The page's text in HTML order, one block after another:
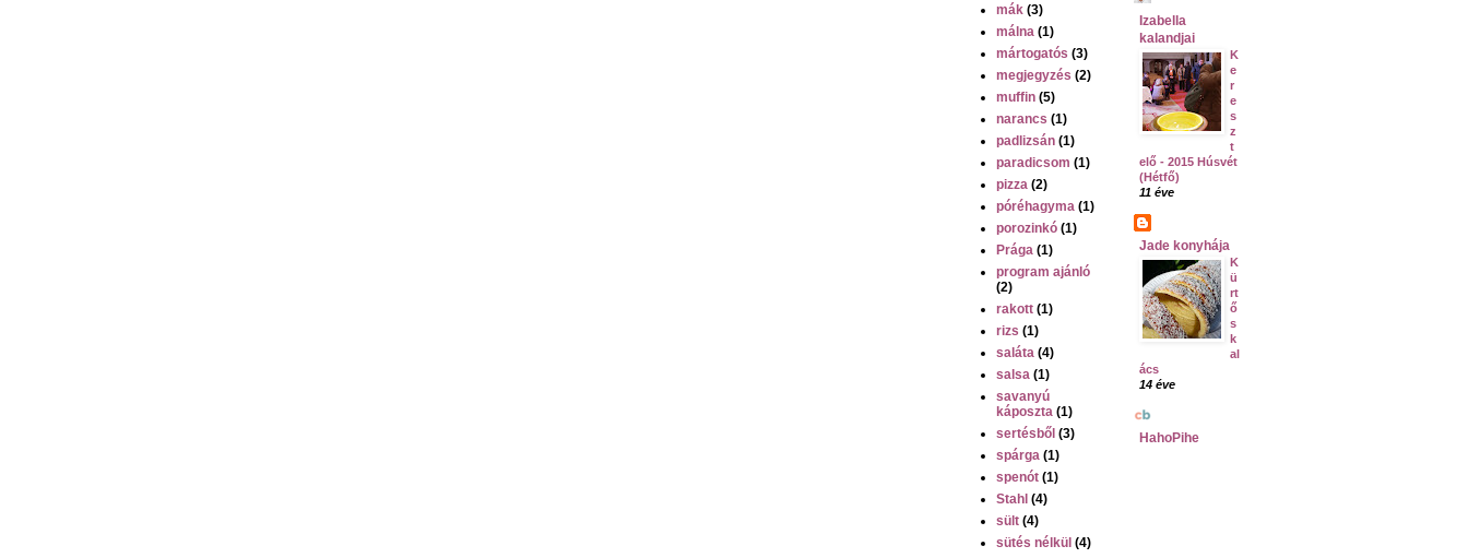
mák (3)
málna (1)
mártogatós (3)
megjegyzés (2)
muffin (5)
narancs (1)
padlizsán (1)
paradicsom (1)
pizza (2)
póréhagyma (1)
porozinkó (1)
Prága (1)
program ajánló
(2)
rakott (1)
rizs (1)
saláta (4)
salsa (1)
savanyú
káposzta (1)
sertésből (3)
spárga (1)
spenót (1)
Stahl (4)
sült (4)
sütés nélkül (4)
Izabella
kalandjai
K
e
r
e
s
z
t
elő - 2015 Húsvét
(Hétfő)
11 éve
Jade konyhája
K
ü
rt
ő
s
k
al
ács
14 éve
HahoPihe